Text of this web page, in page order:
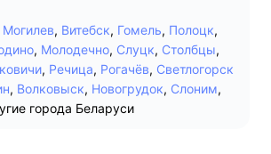
Могилев, Витебск, Гомель, Полоцк,
, Молодечно, Слуцк, Столбцы,
, Речица, Рогачёв, Светлогорск
, Волковыск, Новогрудок, Слоним,
города Беларуси